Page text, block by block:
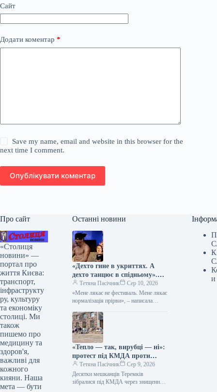
Сайт
Додати коментар *
Save my name, email and website in this browser for the
next time I comment.
Опублікувати коментар
Про сайт
«Столиця
новини» —
портал про
життя Києва:
транспорт,
інфраструкту
ру, культуру
та економіку
столиці. Ми
також
пишемо про
медицину та
здоров'я,
важливі для
кожного
кияни. Наша
мета — бути
Останні новини
«Дехто гине в укриттях. А
дехто танцює в спідньому».
Медикиня розкритикувала
відомий етнофестиваль у
Києві
Тетяна Пасічник
Сер 10, 2026
«Мене лякає не фестиваль. Мене лякає
нормалізація прірви», – написала
який становить важливу складову
свята –…
«Тепло — так, вирубці — ні»:
протест під КМДА проти
знищення дерев на Теремках
Тетяна Пасічник
Сер 9, 2026
Десятки мешканців Теремків
зібралися під КМДА через знищення
и